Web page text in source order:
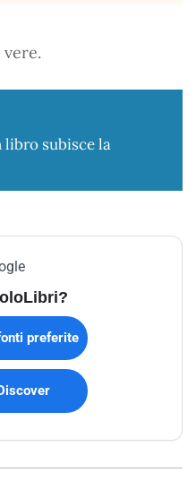
libro subisce la
preferite